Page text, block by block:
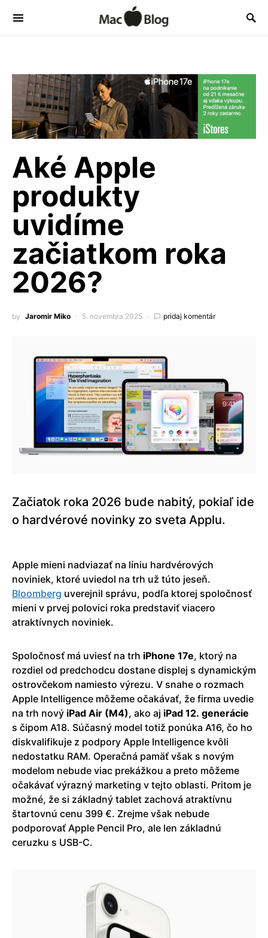
Aké Apple
produkty
uvidíme
začiatkom roka
2026?
by Jaromir Miko 5. novembra 2025 pridaj komentár
Začiatok roka 2026 bude nabitý, pokiaľ ide
o hardvérové novinky zo sveta Applu.
Apple mieni nadviazať na líniu hardvérových
noviniek, ktoré uviedol na trh už túto jeseň.
Bloomberg uverejnil správu, podľa ktorej spoločnosť
mieni v prvej polovici roka predstaviť viacero
atraktívnych noviniek.
Spoločnosť má uviesť na trh iPhone 17e, ktorý na
rozdiel od predchodcu dostane displej s dynamickým
ostrovčekom namiesto výrezu. V snahe o rozmach
Apple Intelligence môžeme očakávať, že firma uvedie
na trh nový iPad Air (M4), ako aj iPad 12. generácie
s čipom A18. Súčasný model totiž ponúka A16, čo ho
diskvalifikuje z podpory Apple Intelligence kvôli
nedostatku RAM. Operačná pamäť však s novým
modelom nebude viac prekážkou a preto môžeme
očakávať výrazný marketing v tejto oblasti. Pritom je
možné, že si základný tablet zachová atraktívnu
štartovnú cenu 399 €. Zrejme však nebude
podporovať Apple Pencil Pro, ale len základnú
ceruzku s USB-C.